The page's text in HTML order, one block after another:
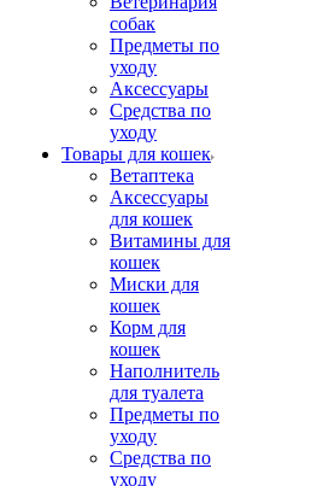
собак
Предметы по
уходу
Аксессуары
Средства по
уходу
Товары для кошек
Ветаптека
Аксессуары
для кошек
Витамины для
кошек
Миски для
кошек
Корм для
кошек
Наполнитель
для туалета
Предметы по
уходу
Средства по
уходу